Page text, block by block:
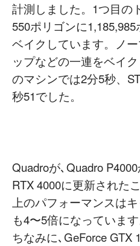
計測しました。1つ目の
550ポリゴンに
ベイクしています。ノ
ップなどの一連をベイ
のマシンでは2分5秒、
秒51でした。
Quadroが､Quadro
RTX 4000に更新された
上のパフォーマンスは
も4〜5倍になっていま
ちなみに､GeForce GTX